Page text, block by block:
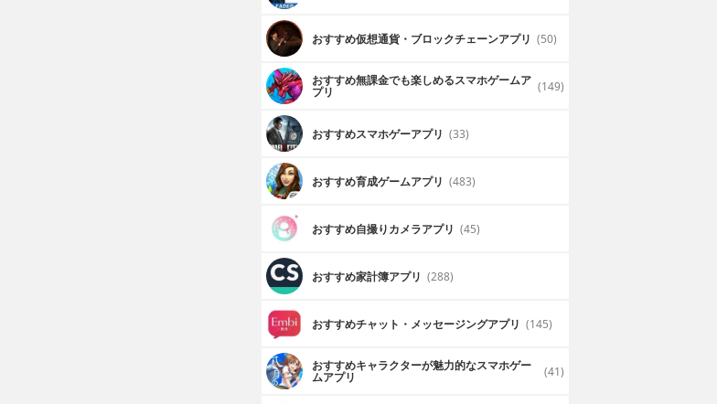
おすすめ仮想通貨・ブロックチェーンアプリ (50)
おすすめ無課金でも楽しめるスマホゲームア
プリ (149)
おすすめスマホゲーアプリ (33)
おすすめ育成ゲームアプリ (483)
おすすめ自撮りカメラアプリ (45)
おすすめ家計簿アプリ (288)
おすすめチャット・メッセージングアプリ (145)
おすすめキャラクターが魅力的なスマホゲー
ムアプリ (41)